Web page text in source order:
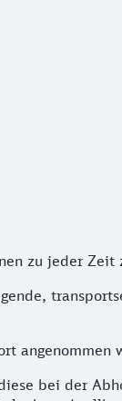
zu jeder Zeit
angenommen
bei der